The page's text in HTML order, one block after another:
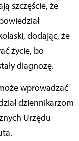
szczęście, że
dodając, że
życie, bo
diagnozę.
wprowadzać
dziennikarzom
Urzędu